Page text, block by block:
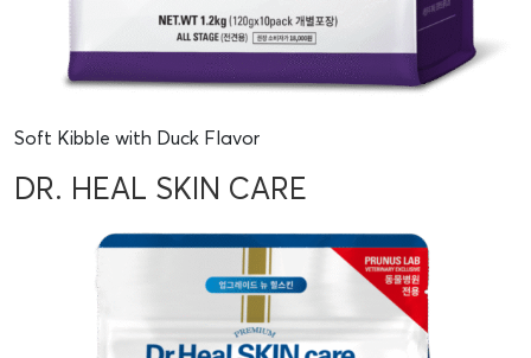
Soft Kibble with Duck Flavor
DR. HEAL SKIN CARE